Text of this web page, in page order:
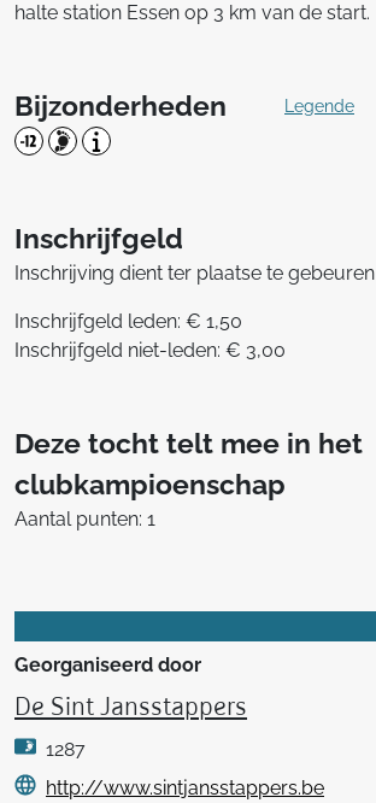
halte station Essen op 3 km van de start.
Bijzonderheden Legende
Inschrijfgeld
Inschrijving dient ter plaatse te gebeuren
Inschrijfgeld leden: € 1,50
Inschrijfgeld niet-leden: € 3,00
Deze tocht telt mee in het
clubkampioenschap
Aantal punten: 1
Georganiseerd door
De Sint Jansstappers
1287
http://www.sintjansstappers.be